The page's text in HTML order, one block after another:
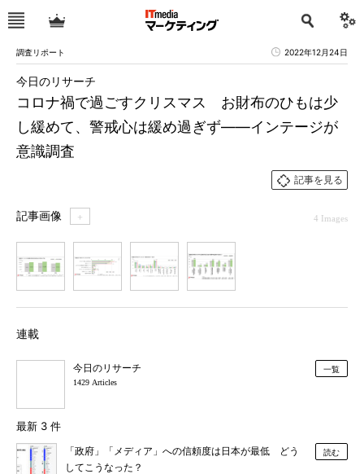
調査リポート 2022年12月24日
コロナ禍で過ごすクリスマス お財布のひもは少
し緩めて、警戒心は緩め過ぎず――インテージが
意識調査
今日のリサーチ
記事を見る
記事画像 ＋ 4 Images
連載
今日のリサーチ
1429 Articles
一覧
最新 3 件
「政府」「メディア」への信頼度は日本が最低 どう
してこうなった？
読む